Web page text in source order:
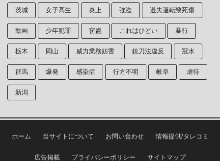
茨城 女子高生 炎上 強盗 過失運転致死傷
動画 少年犯罪 窃盗 これはひどい 暴行
栃木 岡山 威力業務妨害 銃刀法違反 冠水
群馬 爆発 感染症 行方不明 岐阜 虐待
新潟
ホーム 当サイトについて お問い合わせ 情報提供/タレコミ
広告掲載 プライバシーポリシー サイトマップ